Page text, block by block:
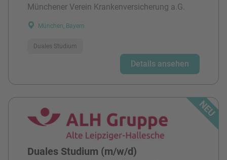
Münchener Verein Krankenversicherung a.G.
München, Bayern
Duales Studium
Details ansehen
Duales Studium (m/w/d)